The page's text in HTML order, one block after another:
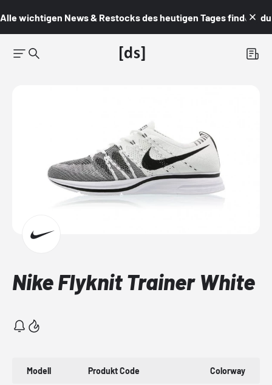
Alle wichtigen News & Restocks des heutigen Tages findest du
Nike Flyknit Trainer White
Modell Produkt Code Colorway